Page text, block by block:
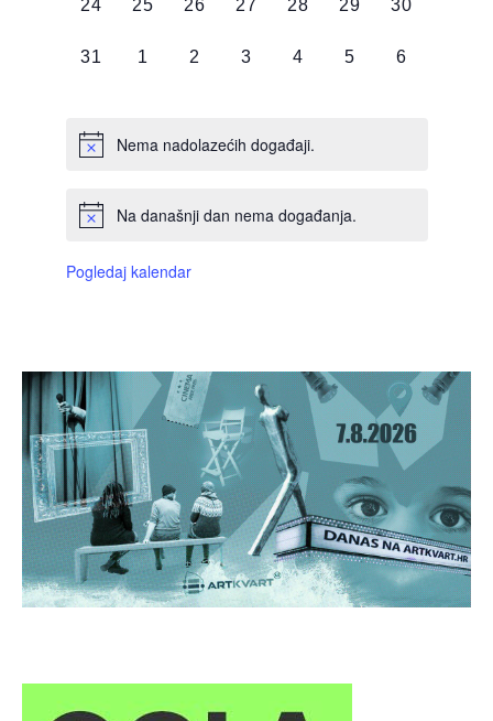
24 25 26 27 28 29 30
0
31
0
1
0
2
0
3
0
4
0
5
0
6
Nema nadolazećih događaji.
Na današnji dan nema događanja.
Pogledaj kalendar